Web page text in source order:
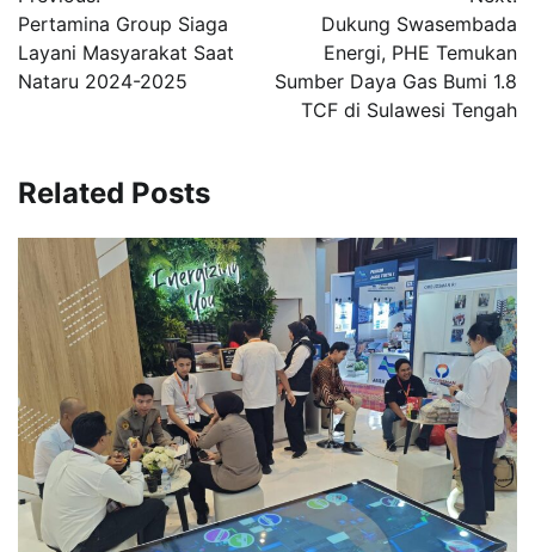
pos
Pertamina Group Siaga
Layani Masyarakat Saat
Nataru 2024-2025
Dukung Swasembada
Energi, PHE Temukan
Sumber Daya Gas Bumi 1.8
TCF di Sulawesi Tengah
Related Posts